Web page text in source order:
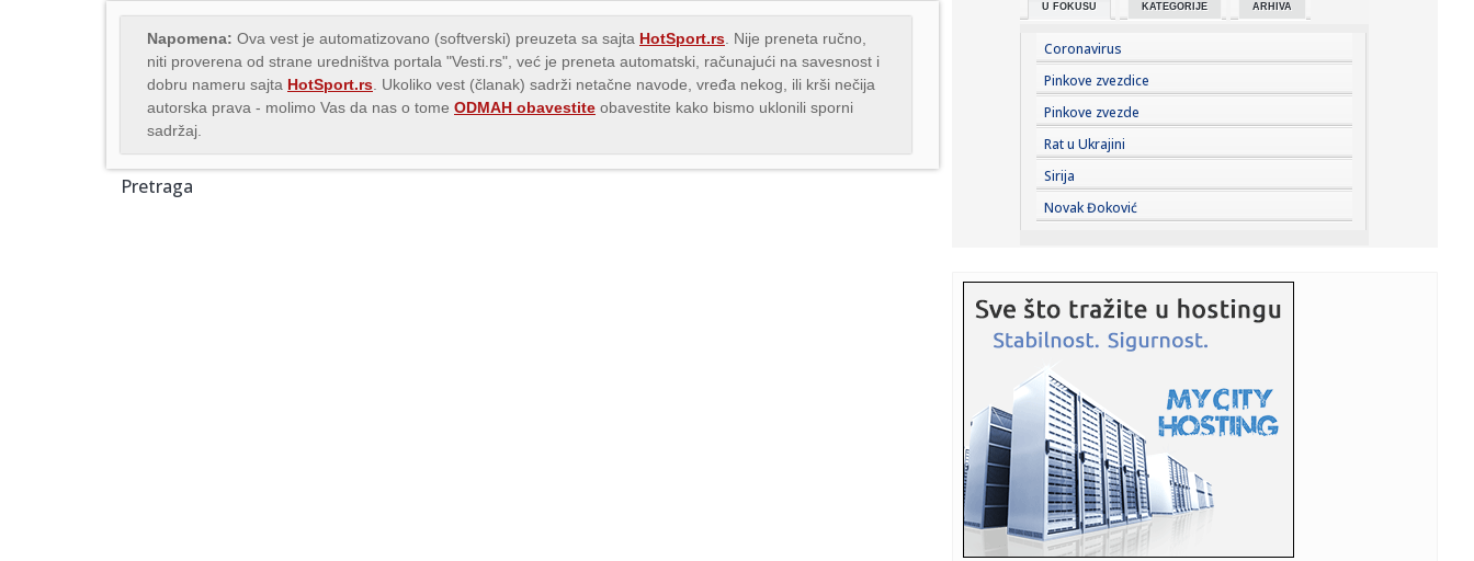
Napomena: Ova vest je automatizovano (softverski) preuzeta sa sajta HotSport.rs . Nije preneta ručno,
niti proverena od strane uredništva portala "Vesti.rs", već je preneta automatski, računajući na savesnost i
dobru nameru sajta HotSport.rs . Ukoliko vest (članak) sadrži netačne navode, vređa nekog, ili krši nečija
autorska prava - molimo Vas da nas o tome ODMAH obavestite obavestite kako bismo uklonili sporni
sadržaj.
Pretraga
20:21: Valensija dovela centra i prosledila ga na pozajmicu
20:20:Vetar i dalje otežava gašenje požara u Deliblatskoj
peščari,...
20:20:Vučić priredio večeru u čast Zelenskog: "Poseta će
doprineti...
20:19:Zvezdin poraz dodatni "problem" za Pazarce: Pandurović
se nada n...
20:10: Ljekari savjetuju: Ove dvije supernamirnice mogu biti
saveznik va...
20:07:
Londonu
20:06:Vučić sutra sa Zelenskim u Palati Srbija; Tri ključne teme
raz...
20:01:Barselona zaradila više od 3.000.000 evra od odlazaka
ovog leta
20:00:Na +40 stepeni u gradu nosimo ove lagane i šik
U FOKUSU KATEGORIJE ARHIVA
Coronavirus
Pinkove zvezdice
Pinkove zvezde
Rat u Ukrajini
Sirija
Novak Đoković